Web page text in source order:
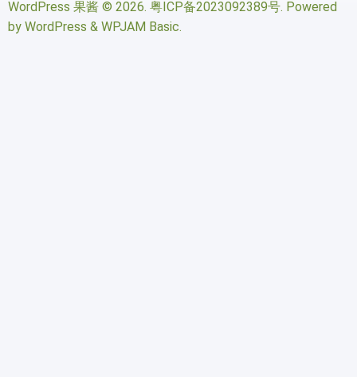
WordPress 果酱 © 2026. 粤ICP备2023092389号. Powered
by WordPress & WPJAM Basic.